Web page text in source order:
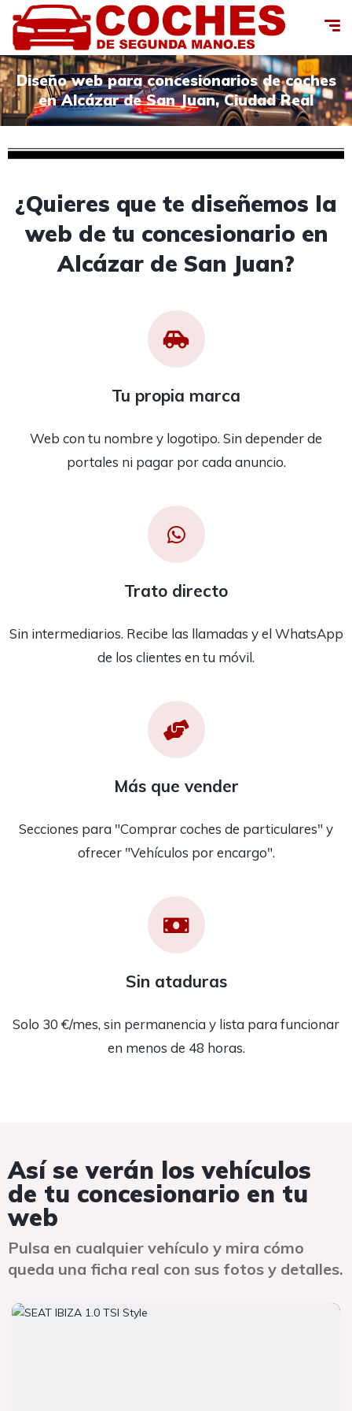
Diseño web para concesionarios de coches
en Alcázar de San Juan, Ciudad Real
¿Quieres que te diseñemos la
web de tu concesionario en
Alcázar de San Juan?
Tu propia marca
Web con tu nombre y logotipo. Sin depender de
portales ni pagar por cada anuncio.
Trato directo
Sin intermediarios. Recibe las llamadas y el WhatsApp
de los clientes en tu móvil.
Más que vender
Secciones para "Comprar coches de particulares" y
ofrecer "Vehículos por encargo".
Sin ataduras
Solo 30 €/mes, sin permanencia y lista para funcionar
en menos de 48 horas.
Así se verán los vehículos
de tu concesionario en tu
web
Pulsa en cualquier vehículo y mira cómo
queda una ficha real con sus fotos y detalles.